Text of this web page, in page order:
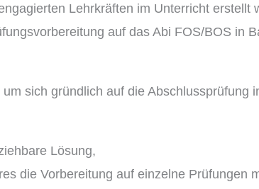
Lehrkräften im Unterricht erstellt
auf das Abi FOS/BOS in
sich gründlich auf die Abschlussprüfung
Lösung,
die Vorbereitung auf einzelne Prüfungen